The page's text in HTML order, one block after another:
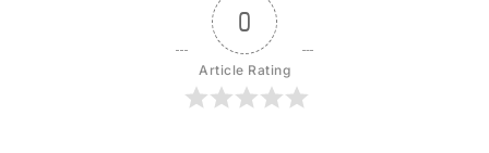
0
Article Rating